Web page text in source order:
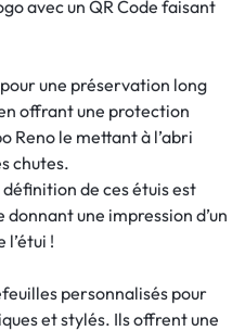
avec un QR Code faisant
une préservation long
offrant une protection
Reno le mettant à l’abri
chutes.
de ces étuis est
une impression d’un
!
personnalisés pour
et stylés. Ils offrent une